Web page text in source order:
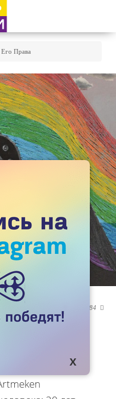
Права
13484 
И ЕГО